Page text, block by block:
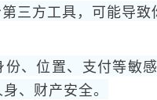
三方工具，可能导致
、位置、支付等敏
、财产安全。